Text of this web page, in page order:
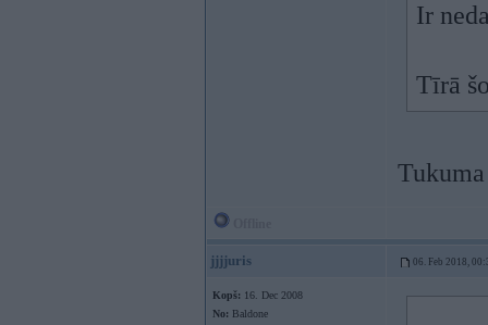
Ir
Tīrā
jjjjuris 06. Feb 2018,
Kopš: 16. Dec 2008
No: Baldone